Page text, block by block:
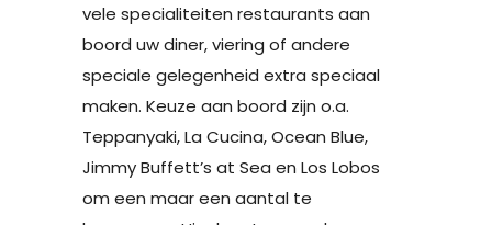
vele specialiteiten restaurants aan
boord uw diner, viering of andere
speciale gelegenheid extra speciaal
maken. Keuze aan boord zijn o.a.
Teppanyaki, La Cucina, Ocean Blue,
Jimmy Buffett’s at Sea en Los Lobos
om een maar een aantal te